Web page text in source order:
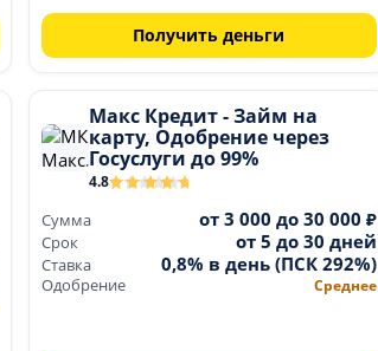
Получить деньги
Макс Кредит - Займ на
карту, Одобрение через
Госуслуги до 99%
4.8
Сумма от 3 000 до 30 000 ₽
Срок от 5 до 30 дней
Ставка 0,8% в день (ПСК 292%)
Одобрение Среднее